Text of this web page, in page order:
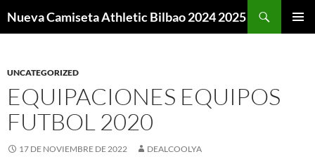
Nueva Camiseta Athletic Bilbao 2024 2025
UNCATEGORIZED
EQUIPACIONES EQUIPOS
FUTBOL 2020
17 DE NOVIEMBRE DE 2022 DEALCOOLYA